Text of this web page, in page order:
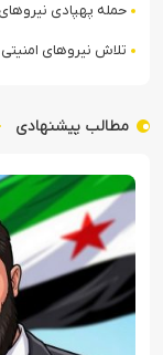
حمله پهپادی
تلاش نیروهای
مطالب پیشنهادی